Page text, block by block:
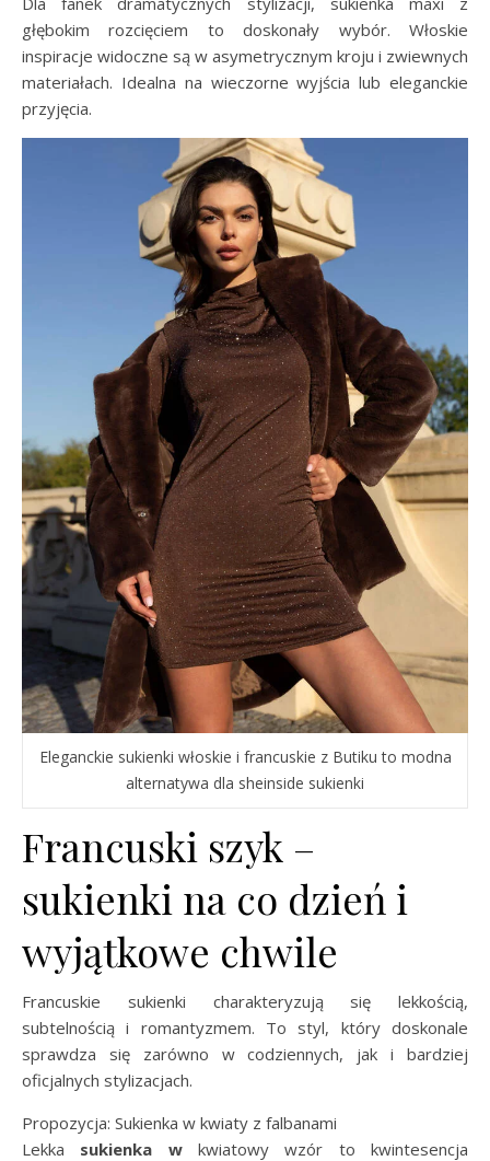
głębokim rozcięciem to doskonały wybór. Włoskie
inspiracje widoczne są w asymetrycznym kroju i zwiewnych
materiałach. Idealna na wieczorne wyjścia lub eleganckie
przyjęcia.
Eleganckie sukienki włoskie i francuskie z Butiku to modna
alternatywa dla sheinside sukienki
Francuski szyk –
sukienki na co dzień i
wyjątkowe chwile
Francuskie sukienki charakteryzują się lekkością,
subtelnością i romantyzmem. To styl, który doskonale
sprawdza się zarówno w codziennych, jak i bardziej
oficjalnych stylizacjach.
Propozycja: Sukienka w kwiaty z falbanami
Lekka sukienka wkwiatowy wzór to kwintesencja